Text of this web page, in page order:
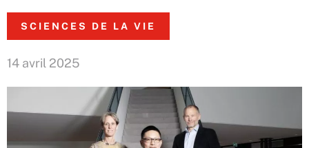
SCIENCES DE LA VIE
14 avril 2025